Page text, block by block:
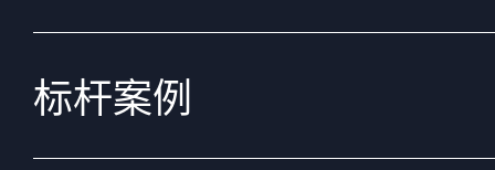
标杆案例